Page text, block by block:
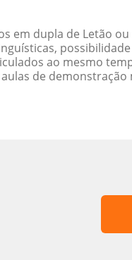
em dupla de Letão
ao mesmo
de